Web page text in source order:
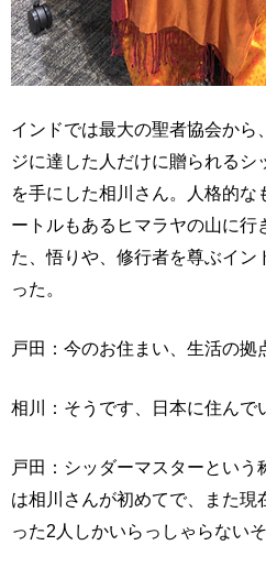
インドでは最大の聖者協会から
ジに達した人だけに贈られる
を手にした相川さん。人格的な
ートルもあるヒマラヤの山に行
た、悟りや、修行者を尊ぶイン
った。
戸田：今のお住まい、生活の拠
相川：そうです、日本に住んで
戸田：シッダーマスターとい
は相川さんが初めてで、また現
った2人しかいらっしゃらないそ